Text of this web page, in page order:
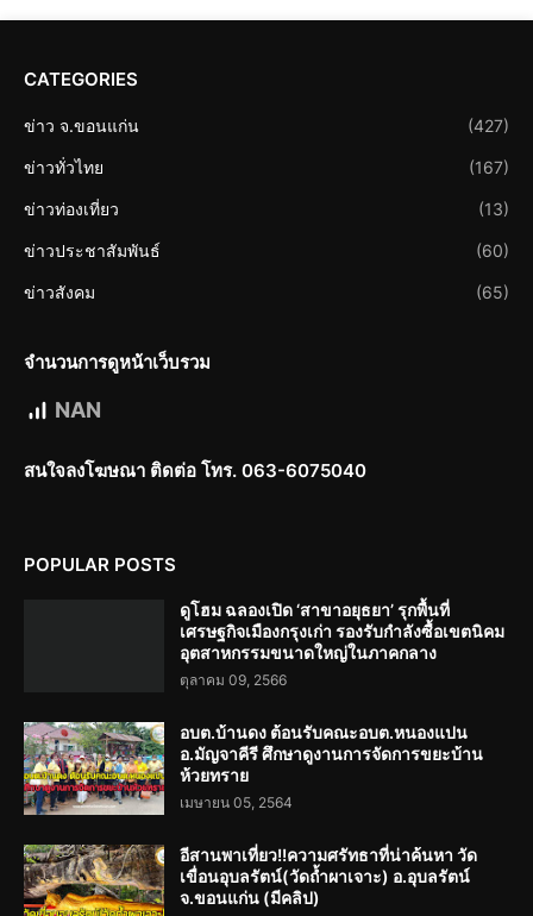
CATEGORIES
ข่าว จ.ขอนแก่น (427)
ข่าวทั่วไทย (167)
ข่าวท่องเที่ยว (13)
ข่าวประชาสัมพันธ์ (60)
ข่าวสังคม (65)
จำนวนการดูหน้าเว็บรวม
NAN
สนใจลงโฆษณา ติดต่อ โทร. 063-6075040
POPULAR POSTS
ดูโฮม ฉลองเปิด ‘สาขาอยุธยา’ รุกพื้นที่
เศรษฐกิจเมืองกรุงเก่า รองรับกำลังซื้อเขตนิคม
อุตสาหกรรมขนาดใหญ่ในภาคกลาง
ตุลาคม 09, 2566
อบต.บ้านดง ต้อนรับคณะอบต.หนองแปน
อ.มัญจาคีรี ศึกษาดูงานการจัดการขยะบ้าน
ห้วยทราย
เมษายน 05, 2564
อีสานพาเที่ยว!!ความศรัทธาที่น่าค้นหา วัด
เขื่อนอุบลรัตน์(วัดถ้ำผาเจาะ) อ.อุบลรัตน์
จ.ขอนแก่น (มีคลิป)